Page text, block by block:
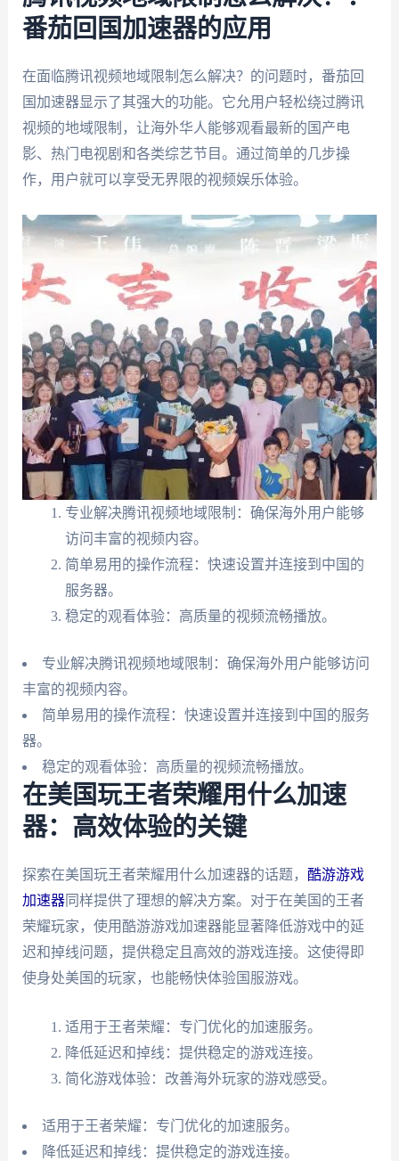
番茄回国加速器的应用
在面临腾讯视频地域限制怎么解决？的问题时，番茄回
国加速器显示了其强大的功能。它允用户轻松绕过腾讯
视频的地域限制，让海外华人能够观看最新的国产电
影、热门电视剧和各类综艺节目。通过简单的几步操
作，用户就可以享受无界限的视频娱乐体验。
专业解决腾讯视频地域限制：确保海外用户能够
访问丰富的视频内容。
简单易用的操作流程：快速设置并连接到中国的
服务器。
稳定的观看体验：高质量的视频流畅播放。
专业解决腾讯视频地域限制：确保海外用户能够访问
丰富的视频内容。
简单易用的操作流程：快速设置并连接到中国的服务
器。
稳定的观看体验：高质量的视频流畅播放。
在美国玩王者荣耀用什么加速
器：高效体验的关键
探索在美国玩王者荣耀用什么加速器的话题， 酷游游戏
加速器同样提供了理想的解决方案。对于在美国的王者
荣耀玩家，使用酷游游戏加速器能显著降低游戏中的延
迟和掉线问题，提供稳定且高效的游戏连接。这使得即
使身处美国的玩家，也能畅快体验国服游戏。
适用于王者荣耀：专门优化的加速服务。
降低延迟和掉线：提供稳定的游戏连接。
简化游戏体验：改善海外玩家的游戏感受。
适用于王者荣耀：专门优化的加速服务。
降低延迟和掉线：提供稳定的游戏连接。